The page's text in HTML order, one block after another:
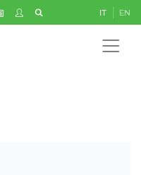
Calendario Eventi
Icona Newsletter
Icona My Civica IT EN